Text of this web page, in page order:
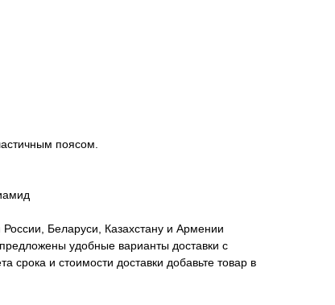
поясом.
Беларуси, Казахстану и Армении
удобные варианты доставки с
срока и стоимости доставки добавьте товар в